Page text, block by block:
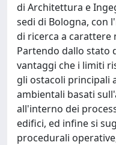
di Architettura e
sedi di Bologna, con
di ricerca a carattere
Partendo dallo stato
vantaggi che i limiti
gli ostacoli principali
ambientali basati
all'interno dei
edifici, ed infine si
procedurali